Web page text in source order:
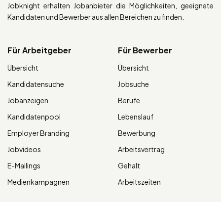
Jobknight erhalten Jobanbieter die Möglichkeiten, geeignete
Kandidaten und Bewerber aus allen Bereichen zu finden.
Für Arbeitgeber
Übersicht
Kandidatensuche
Jobanzeigen
Kandidatenpool
Employer Branding
Jobvideos
E-Mailings
Medienkampagnen
Für Bewerber
Übersicht
Jobsuche
Berufe
Lebenslauf
Bewerbung
Arbeitsvertrag
Gehalt
Arbeitszeiten